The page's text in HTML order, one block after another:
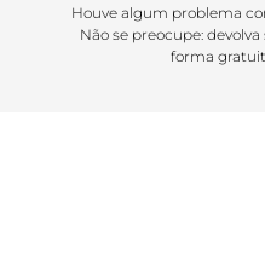
Houve algum problema
Não se preocupe:
forma